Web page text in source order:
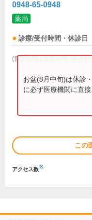
0948-65-0948
薬局
診療/受付時間・休診日
(営業時間は直接お問い合わせ
お盆(8月中旬)は休診
に必ず医療機関に直接
この
アクセス数※